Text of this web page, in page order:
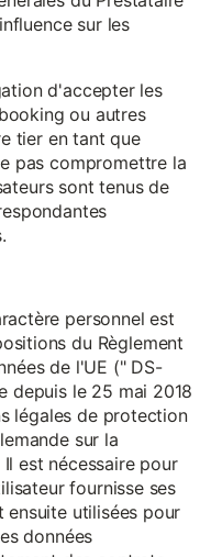
sur les
d'accepter les
ou autres
tier en tant que
pas compromettre la
sont tenus de
personnel est
du Règlement
de l'UE (" DS-
depuis le 25 mai 2018
légales de protection
sur la
est nécessaire pour
fournisse ses
ensuite utilisées pour
données